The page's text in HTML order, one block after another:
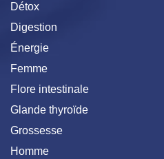
Détox
Digestion
Énergie
Femme
Flore intestinale
Glande thyroïde
Grossesse
Homme